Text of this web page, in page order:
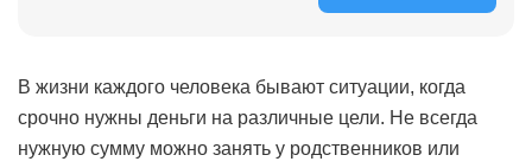
В жизни каждого человека бывают ситуации, когда
срочно нужны деньги на различные цели. Не всегда
нужную сумму можно занять у родственников или